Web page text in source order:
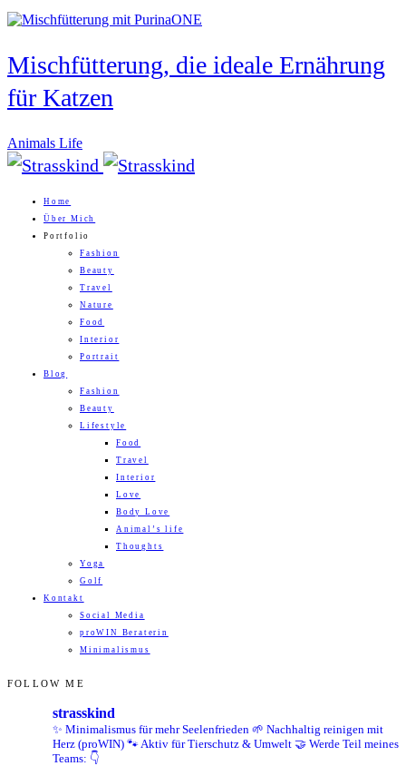
Mischfütterung, die ideale Ernährung
für Katzen
Animals Life
Home
Über Mich
Portfolio
Fashion
Beauty
Travel
Nature
Food
Interior
Portrait
Blog
Fashion
Beauty
Lifestyle
Food
Travel
Interior
Love
Body Love
Animal’s life
Thoughts
Yoga
Golf
Kontakt
Social Media
proWIN Beraterin
Minimalismus
FOLLOW ME
strasskind
✨ Minimalismus für mehr Seelenfrieden 🌱 Nachhaltig reinigen mit
Herz (proWIN) 🐾 Aktiv für Tierschutz & Umwelt 🤝 Werde Teil meines
Teams: 👇